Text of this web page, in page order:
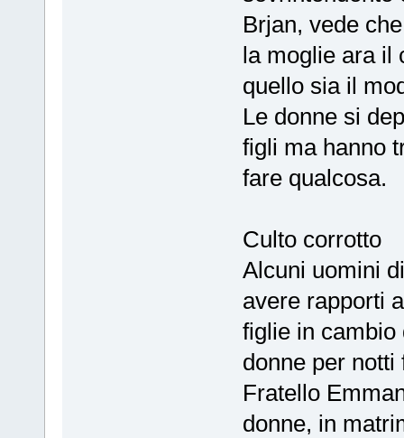
Brjan, vede
la moglie ara il
quello sia il
Le donne si
figli ma hanno
fare qualcosa.
Culto corrotto
Alcuni uomini
avere rapporti
figlie in cambio
donne per notti
Fratello
donne, in